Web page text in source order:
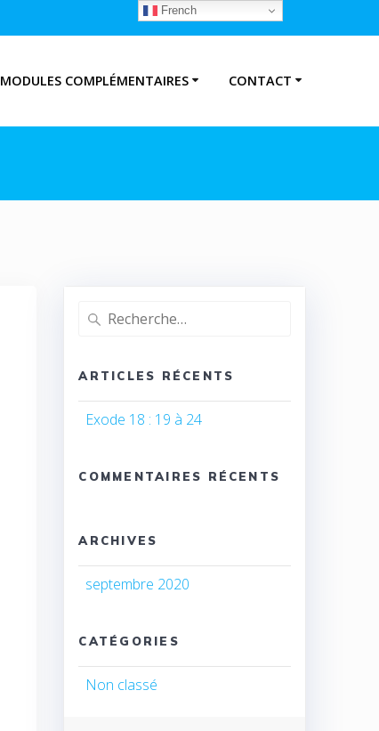
MODULES COMPLÉMENTAIRES CONTACT
Recherche
pour
ARTICLES RÉCENTS
Exode 18 : 19 à 24
COMMENTAIRES RÉCENTS
ARCHIVES
septembre 2020
CATÉGORIES
Non classé
French